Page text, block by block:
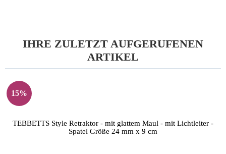
IHRE ZULETZT AUFGERUFENEN
ARTIKEL
15%
TEBBETTS Style Retraktor - mit glattem Maul - mit Lichtleiter -
Spatel Größe 24 mm x 9 cm